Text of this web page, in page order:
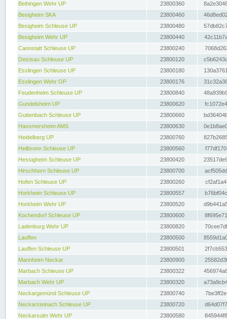
Beihingen Wehr UP
23800360
Besigheim SKA
23800460
Besigheim Schleuse UP
23800480
Besigheim Wehr UP
23800440
Cannstatt Schleuse UP
23800240
Deizisau Schleuse UP
23800120
Esslingen Schleuse UP
23800180
Esslingen Wehr OP
23800176
Feudenheim Schleuse UP
23800840
Gundelsheim UP
23800620
Guttenbach Schleuse UP
23800660
Hassmersheim AMS
23800630
Heidelberg UP
23800760
Heilbronn Schleuse UP
23800560
Hessigheim Schleuse UP
23800420
Hirschhorn Schleuse UP
23800700
Hofen Schleuse UP
23800260
Horkheim Schleuse UP
23800557
Horkheim Wehr UP
23800520
Kochendorf Schleuse UP
23800600
Ladenburg Wehr UP
23800820
Lauffen
23800500
Lauffen Schleuse UP
23800501
Mannheim Neckar
23800900
Marbach Schleuse UP
23800322
Marbach Wehr UP
23800320
Neckargemünd Schleuse UP
23800740
Neckarsteinach Schleuse UP
23800720
Neckarsulm Wehr UP
23800580